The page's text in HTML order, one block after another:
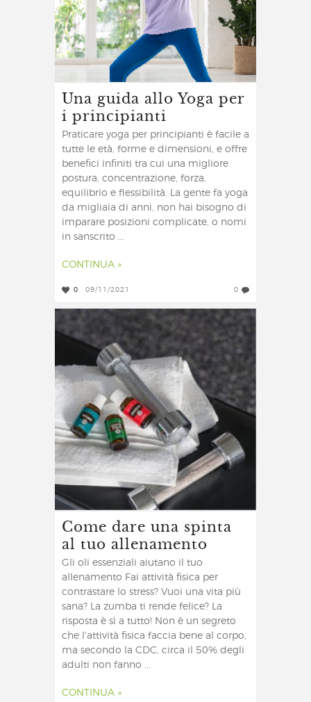
Una guida allo Yoga per
i principianti
Praticare yoga per principianti è facile a
tutte le età, forme e dimensioni, e offre
benefici infiniti tra cui una migliore
postura, concentrazione, forza,
equilibrio e flessibilità. La gente fa yoga
da migliaia di anni, non hai bisogno di
imparare posizioni complicate, o nomi
in sanscrito ...
CONTINUA »
0 09/11/2021 0
Come dare una spinta
al tuo allenamento
Gli oli essenziali aiutano il tuo
allenamento Fai attività fisica per
contrastare lo stress? Vuoi una vita più
sana? La zumba ti rende felice? La
risposta è sì a tutto! Non è un segreto
che l'attività fisica faccia bene al corpo,
ma secondo la CDC, circa il 50% degli
adulti non fanno ...
CONTINUA »